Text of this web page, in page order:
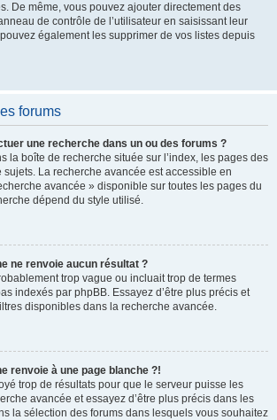
De même, vous pouvez ajouter directement des
de contrôle de l’utilisateur en saisissant leur
également les supprimer de vos listes depuis
forums
une recherche dans un ou des forums ?
la boîte de recherche située sur l’index, les pages des
La recherche avancée est accessible en
avancée » disponible sur toutes les pages du
dépend du style utilisé.
ne renvoie aucun résultat ?
trop vague ou incluait trop de termes
indexés par phpBB. Essayez d’être plus précis et
disponibles dans la recherche avancée.
renvoie à une page blanche ?!
trop de résultats pour que le serveur puisse les
avancée et essayez d’être plus précis dans les
la sélection des forums dans lesquels vous souhaitez